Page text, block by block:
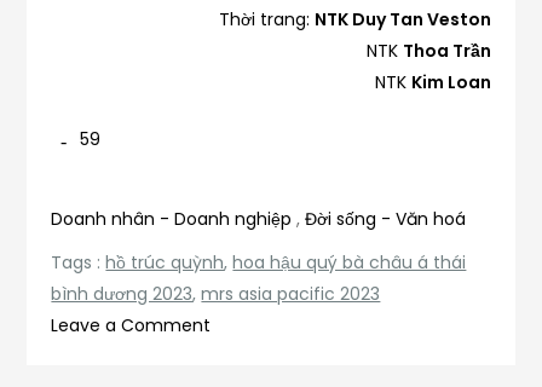
Thời trang: NTK Duy Tan Veston
NTK Thoa Trần
NTK Kim Loan
59
Doanh nhân - Doanh nghiệp ,Đời sống - Văn hoá
Tags :hồ trúc quỳnh,hoa hậu quý bà châu á thái
bình dương 2023,mrs asia pacific 2023
Leave a Comment